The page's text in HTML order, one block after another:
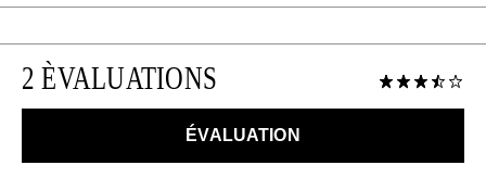
commandes aux États-Unis.
Veuillez noter que les articles en solde et en
retournés contre un crédit en boutique. Les échanges
ou les retours sont possibles uniquement pour les
2 ÈVALUATIONS
ÉVALUATION